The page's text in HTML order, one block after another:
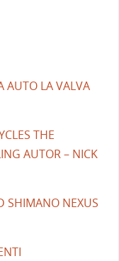
AUTO LA VALVA
THE
AUTOR – NICK
SHIMANO NEXUS